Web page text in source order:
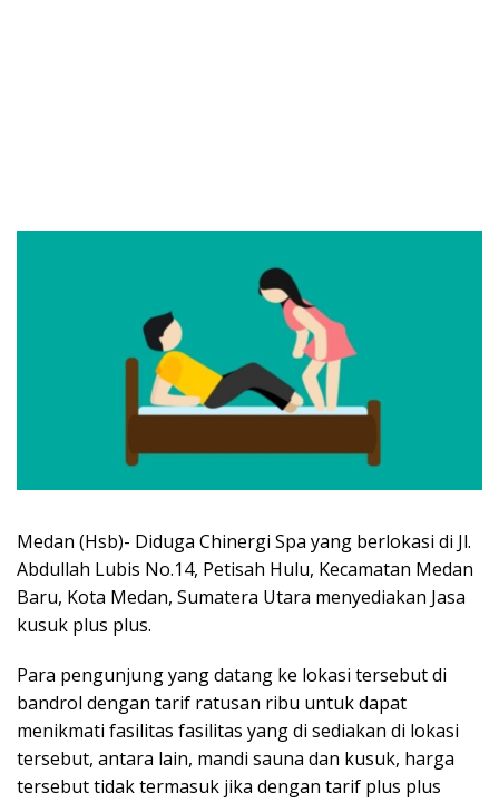
Medan (Hsb)- Diduga Chinergi Spa yang berlokasi di Jl.
Abdullah Lubis No.14, Petisah Hulu, Kecamatan Medan
Baru, Kota Medan, Sumatera Utara menyediakan Jasa
kusuk plus plus.
Para pengunjung yang datang ke lokasi tersebut di
bandrol dengan tarif ratusan ribu untuk dapat
menikmati fasilitas fasilitas yang di sediakan di lokasi
tersebut, antara lain, mandi sauna dan kusuk, harga
tersebut tidak termasuk jika dengan tarif plus plus